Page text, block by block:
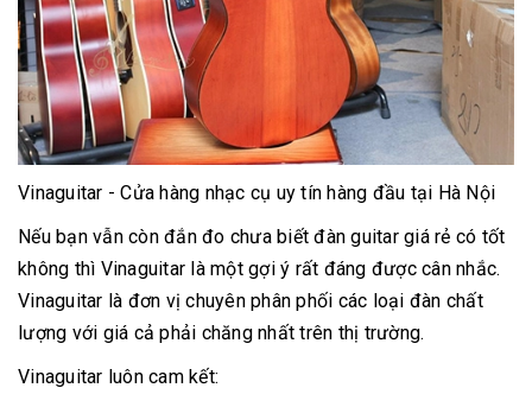
Vinaguitar - Cửa hàng nhạc cụ uy tín hàng đầu tại Hà Nội
Nếu bạn vẫn còn đắn đo chưa biết đàn guitar giá rẻ có tốt
không thì Vinaguitar là một gợi ý rất đáng được cân nhắc.
Vinaguitar là đơn vị chuyên phân phối các loại đàn chất
lượng với giá cả phải chăng nhất trên thị trường.
Vinaguitar luôn cam kết: